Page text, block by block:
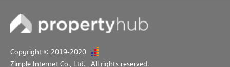
1 properties for rent
Condo for Sale near Ramkhamhaeng 15
Condo Ramkhamhaeng 20
Copyright © 2019-2020
Zimple Internet Co., Ltd. , All rights reserved.